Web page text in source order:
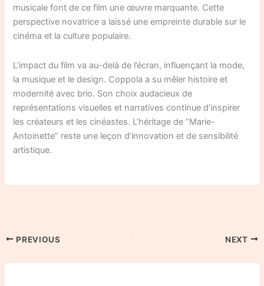
musicale font de ce film une œuvre marquante. Cette
perspective novatrice a laissé une empreinte durable sur le
cinéma et la culture populaire.
L’impact du film va au-delà de l’écran, influençant la mode,
la musique et le design. Coppola a su mêler histoire et
modernité avec brio. Son choix audacieux de
représentations visuelles et narratives continue d’inspirer
les créateurs et les cinéastes. L’héritage de “Marie-
Antoinette” reste une leçon d’innovation et de sensibilité
artistique.
PREVIOUS NEXT